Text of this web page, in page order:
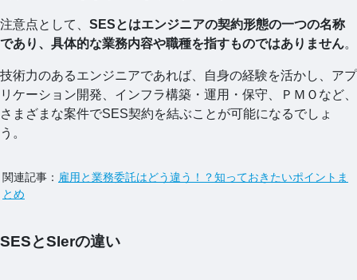
注意点として、 SESとはエンジニアの契約形態の一つの名称
であり、具体的な業務内容や職種を指すものではありません。
技術力のあるエンジニアであれば、自身の経験を活かし、アプ
リケーション開発、インフラ構築・運用・保守、ＰＭＯなど、
さまざまな案件でSES契約を結ぶことが可能になるでしょ
う。
関連記事： 雇用と業務委託はどう違う！？知っておきたいポイントま
とめ
SESとSIerの違い